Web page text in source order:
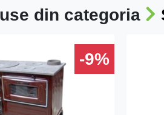
din categoria
-9%